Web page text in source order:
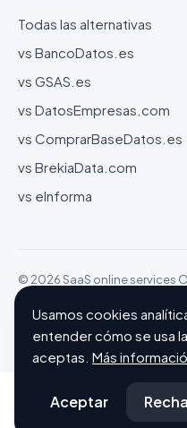
Todas las alternativas
vs BancoDatos.es
vs GSAS.es
vs DatosEmpresas.com
vs ComprarBaseDatos.es
vs BrekiaData.com
vs eInforma
© 2026 SaaS online services
15551 Tallinn (Estonia)
Configurar cookies
Usamos cookies
entender cómo se usa
aceptas. Más
Aceptar